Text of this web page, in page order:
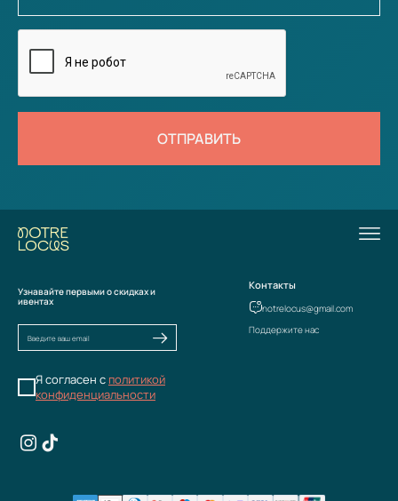
ОТПРАВИТЬ
Узнавайте первыми о скидках и
ивентах
Я согласен с политикой
конфиденциальности
Контакты
notrelocus@gmail.com
Поддержите нас